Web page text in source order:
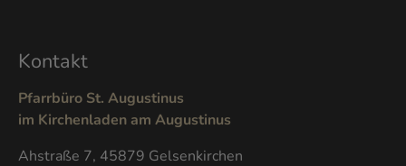
Kontakt
Pfarrbüro St. Augustinus
im Kirchenladen am Augustinus
Ahstraße 7, 45879 Gelsenkirchen